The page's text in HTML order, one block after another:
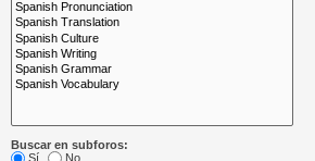
Buscar en subforos:
Sí
No